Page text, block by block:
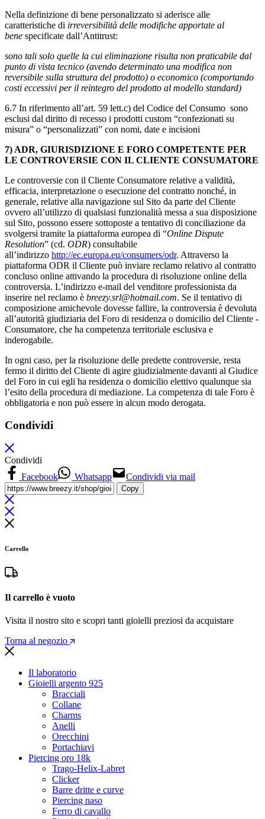
Nella definizione di bene personalizzato si aderisce alle
caratteristiche di irreversibilità delle modifiche apportate al
bene specificate dall’Antitrust:
sono tali solo quelle la cui eliminazione risulta non praticabile dal
punto di vista tecnico (avendo determinato una modifica non
reversibile sulla struttura del prodotto) o economico (comportando
costi eccessivi per il reintegro del prodotto al modello standard)
6.7 In riferimento all’art. 59 lett.c) del Codice del Consumo sono
esclusi dal diritto di recesso i prodotti custom “confezionati su
misura” o “personalizzati” con nomi, date e incisioni
7) ADR, GIURISDIZIONE E FORO COMPETENTE PER
LE CONTROVERSIE CON IL CLIENTE CONSUMATORE
Le controversie con il Cliente Consumatore relative a validità,
efficacia, interpretazione o esecuzione del contratto nonché, in
generale, relative alla navigazione sul Sito da parte del Cliente
ovvero all’utilizzo di qualsiasi funzionalità messa a sua disposizione
sul Sito, possono essere sottoposte a tentativo di conciliazione da
svolgersi tramite la piattaforma europea di “Online Dispute
Resolution” (cd. ODR) consultabile
all’indirizzo http://ec.europa.eu/consumers/odr. Attraverso la
piattaforma ODR il Cliente può inviare reclamo relativo al contratto
concluso online attivando la procedura di risoluzione online della
controversia. L’indirizzo e-mail del venditore professionista da
inserire nel reclamo è breezy.srl@hotmail.com. Se il tentativo di
composizione amichevole dovesse fallire, la controversia è devoluta
all’autorità giudiziaria del Foro di residenza o domicilio del Cliente ­
Consumatore, che ha competenza territoriale esclusiva e
inderogabile.
In ogni caso, per la risoluzione delle predette controversie, resta
fermo il diritto del Cliente di agire giudizialmente davanti al Giudice
del Foro in cui egli ha residenza o domicilio elettivo qualunque sia
l’esito della procedura di mediazione. La competenza di tale Foro è
obbligatoria e non può essere in alcun modo derogata.
Condividi
Condividi
Facebook
Whatsapp Condividi via mail
Copy
Carrello
Il carrello è vuoto
Visita il nostro sito e scopri tanti gioielli preziosi da acquistare
Torna al negozio
Il laboratorio
Gioielli argento 925
Bracciali
Collane
Charms
Anelli
Orecchini
Portachiavi
Piercing oro 18k
Trago-Helix-Labret
Clicker
Barre dritte e curve
Piercing naso
Ferro di cavallo